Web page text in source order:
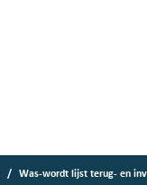
Was-wordt lijst terug- en